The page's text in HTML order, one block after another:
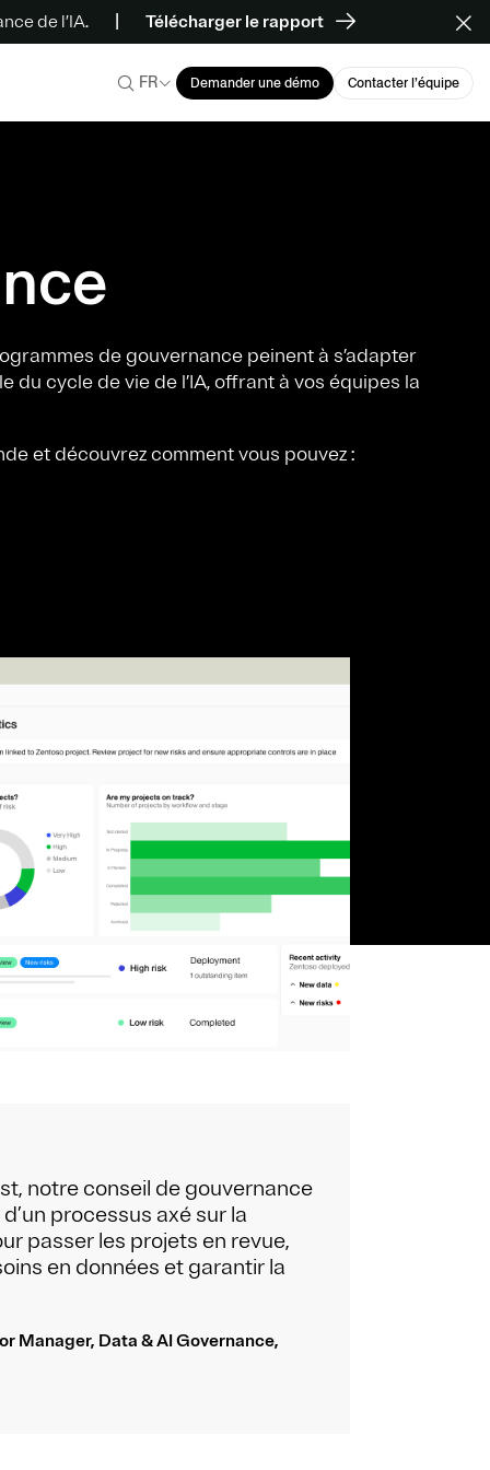
de l’IA. Télécharger le rapport
FR Demander une démo Contacter l’équipe
de gouvernance peinent à s’adapter
du cycle de vie de l’IA, offrant à vos équipes la
et découvrez comment vous pouvez :
notre conseil de gouvernance
processus axé sur la
passer les projets en revue,
en données et garantir la
Manager, Data & AI Governance,